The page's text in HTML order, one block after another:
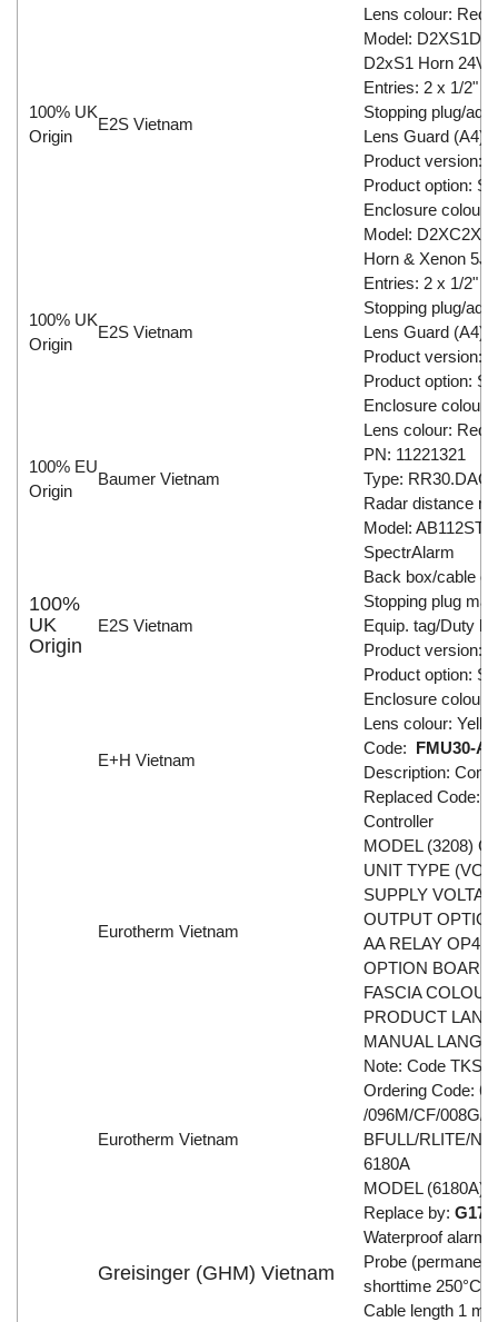
Lens colour: Red
100% UK
Origin
E2S Vietnam
Model:
D2xS1 Horn
Entries: 2 x 1/2"
Stopping plug/
Lens Guard (A4)
Product version:
Product option:
Enclosure colour:
100% UK
Origin
E2S Vietnam
Model:
Horn & Xenon 5J
Entries: 2 x 1/2"
Stopping plug/
Lens Guard (A4)
Product version:
Product option:
Enclosure colour:
Lens colour: Red
100% EU
Origin
Baumer Vietnam
PN: 11221321
Type:
Radar distance
100%
UK
Origin
E2S Vietnam
Model:
SpectrAlarm
Back box/cable
Stopping plug
Equip. tag/Duty
Product version:
Product option:
Enclosure colour:
Lens colour:
E+H Vietnam
Code: FMU30-
Description:
Eurotherm Vietnam
Replaced Code:
Controller
MODEL (3208)
UNIT TYPE (VC)
SUPPLY
OUTPUT
AA RELAY OP4
OPTION BOARD
FASCIA
PRODUCT
MANUAL
Note: Code
Eurotherm Vietnam
Ordering Code:
/096M/CF/008G/
BFULL/RLITE/
6180A
MODEL (6180A)
Greisinger (GHM) Vietnam
Replace by:
Waterproof alarm
Probe
shorttime 250°C
Cable length 1 m